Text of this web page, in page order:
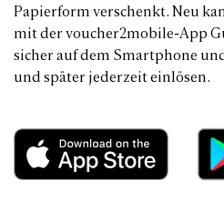
Papierform verschenkt. Neu
mit der voucher2mobile-App
sicher auf dem Smartphone
und später jederzeit einlösen.